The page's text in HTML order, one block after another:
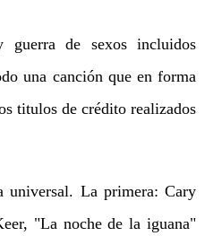
de sexos incluidos
una canción que en forma
titulos de crédito realizados
universal. La primera: Cary
"La noche de la iguana"